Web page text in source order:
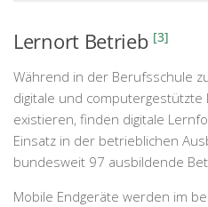
Lernort Betrieb [3]
Während in der Berufsschule
digitale und computergestützte
existieren, finden digitale
Einsatz in der betrieblichen
bundesweit 97 ausbildende
Mobile Endgeräte werden im